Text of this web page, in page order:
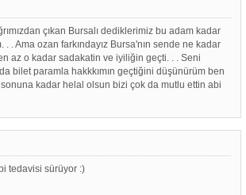
çıkan Bursalı dediklerimiz bu adam kadar
. . Ama ozan farkındayız Bursa'nın sende ne kadar
az o kadar sadakatin ve iyiliğin geçti. . . Seni
bilet paramla hakkkımın geçtiğini düşünürüm ben
kadar helal olsun bizi çok da mutlu ettin abi
tedavisi sürüyor :)